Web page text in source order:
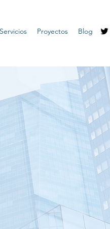
Servicios Proyectos Blog